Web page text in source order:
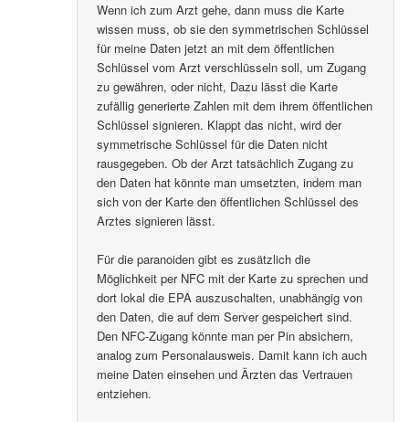
Wenn ich zum Arzt gehe, dann muss die Karte
wissen muss, ob sie den symmetrischen Schlüssel
für meine Daten jetzt an mit dem öffentlichen
Schlüssel vom Arzt verschlüsseln soll, um Zugang
zu gewähren, oder nicht, Dazu lässt die Karte
zufällig generierte Zahlen mit dem ihrem öffentlichen
Schlüssel signieren. Klappt das nicht, wird der
symmetrische Schlüssel für die Daten nicht
rausgegeben. Ob der Arzt tatsächlich Zugang zu
den Daten hat könnte man umsetzten, indem man
sich von der Karte den öffentlichen Schlüssel des
Arztes signieren lässt.
Für die paranoiden gibt es zusätzlich die
Möglichkeit per NFC mit der Karte zu sprechen und
dort lokal die EPA auszuschalten, unabhängig von
den Daten, die auf dem Server gespeichert sind.
Den NFC-Zugang könnte man per Pin absichern,
analog zum Personalausweis. Damit kann ich auch
meine Daten einsehen und Ärzten das Vertrauen
entziehen.